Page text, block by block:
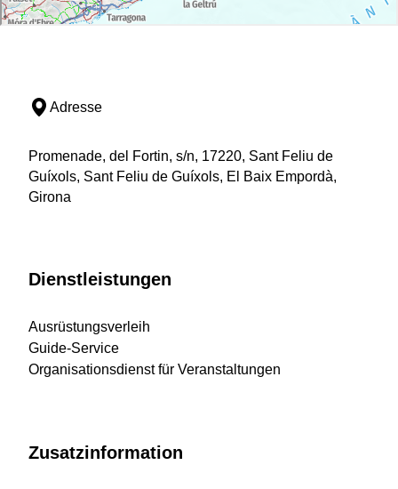
Adresse
Promenade, del Fortin, s/n, 17220, Sant Feliu de
Guíxols, Sant Feliu de Guíxols, El Baix Empordà,
Girona
Dienstleistungen
Ausrüstungsverleih
Guide-Service
Organisationsdienst für Veranstaltungen
Zusatzinformation